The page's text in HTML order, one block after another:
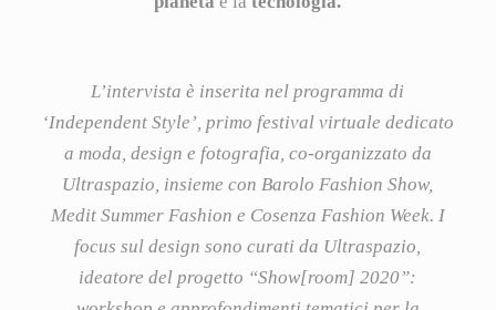
L’intervista è inserita nel programma di
‘Independent Style’, primo festival virtuale dedicato
a moda, design e fotografia, co-organizzato da
Ultraspazio, insieme con Barolo Fashion Show,
Medit Summer Fashion e Cosenza Fashion Week. I
focus sul design sono curati da Ultraspazio,
ideatore del progetto “Show[room] 2020”: